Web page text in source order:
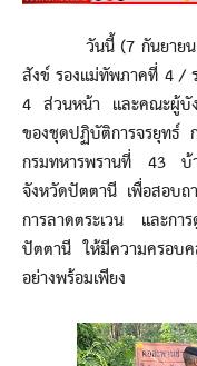
วันนี้ (7 กันยายน
สังข์ รองแม่ทัพภาคที่ 4 /
4 ส่วนหน้า และคณะผู้บั
ของชุดปฏิบัติการจรยุทธ์
กรมทหารพรานที่ 43 บ้
จังหวัดปัตตานี เพื่อสอบ
การลาดตระเวน และกา
ปัตตานี ให้มีความครอบ
อย่างพร้อมเพียง